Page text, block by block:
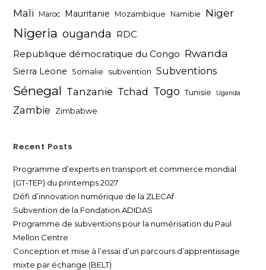
Mali Maroc Mauritanie Mozambique Namibie Niger
Nigeria ouganda
RDC
Republique démocratique du Congo Rwanda
Sierra Leone Somalie subvention Subventions
Sénegal Tanzanie Tchad Togo Tunisie Uganda
Zambie Zimbabwe
Recent Posts
Programme d’experts en transport et commerce mondial
(GT-TEP) du printemps 2027
Défi d’innovation numérique de la ZLECAf
Subvention de la Fondation ADIDAS
Programme de subventions pour la numérisation du Paul
Mellon Centre
Conception et mise à l’essai d’un parcours d’apprentissage
mixte par échange (BELT)